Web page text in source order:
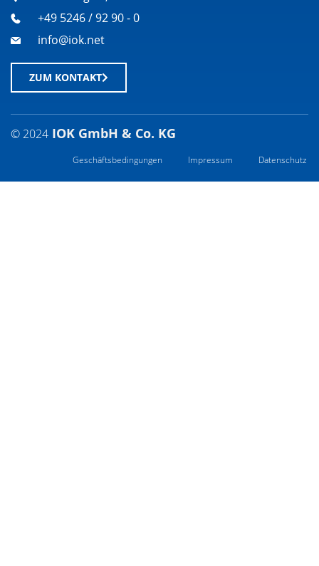
+49 5246 / 92 90 - 0
info@iok.net
ZUM KONTAKT
© 2024 IOK GmbH & Co. KG
Geschäftsbedingungen Impressum Datenschutz